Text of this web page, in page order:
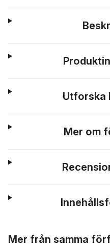
Utforska
Mer om
Mer från samma